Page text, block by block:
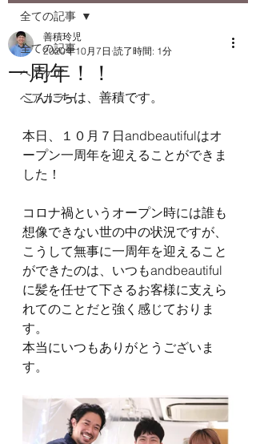
全ての記事
ヘアケア
ヘアカラー
全ての記事
一周年！！
善積玲児
2020年10月7日 読了時間: 1分
こんにちは、善積です。
本日、１０月７日andbeautifulはオ
ープン一周年を迎えることができま
した！
コロナ禍というオープン時には誰も
想像できない世の中の状況ですが、
こうして無事に一周年を迎えること
ができたのは、いつもandbeautiful
に髪を任せて下さるお客様に支えら
れてのことだと強く感じておりま
す。
本当にいつもありがとうございま
す。